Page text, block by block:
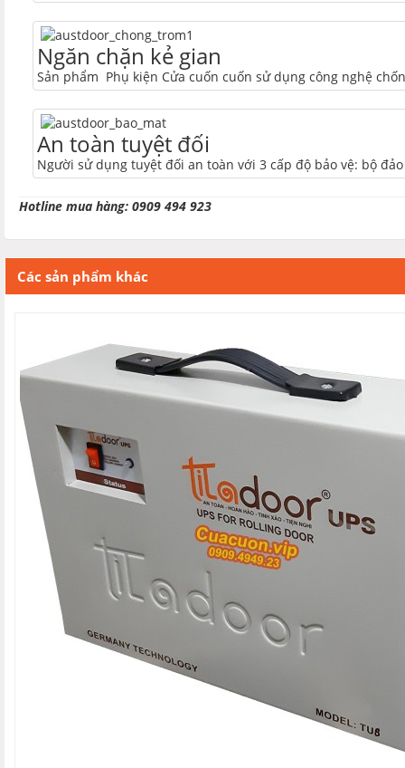
Ngăn chặn kẻ gian
Sản phẩm Phụ kiện Cửa cuốn cuốn sử dụng công nghệ
An toàn tuyệt đối
Người sử dụng tuyệt đối an toàn với 3 cấp độ bảo vệ: bộ
Hotline mua hàng: 0909 494 923
Các sản phẩm khác